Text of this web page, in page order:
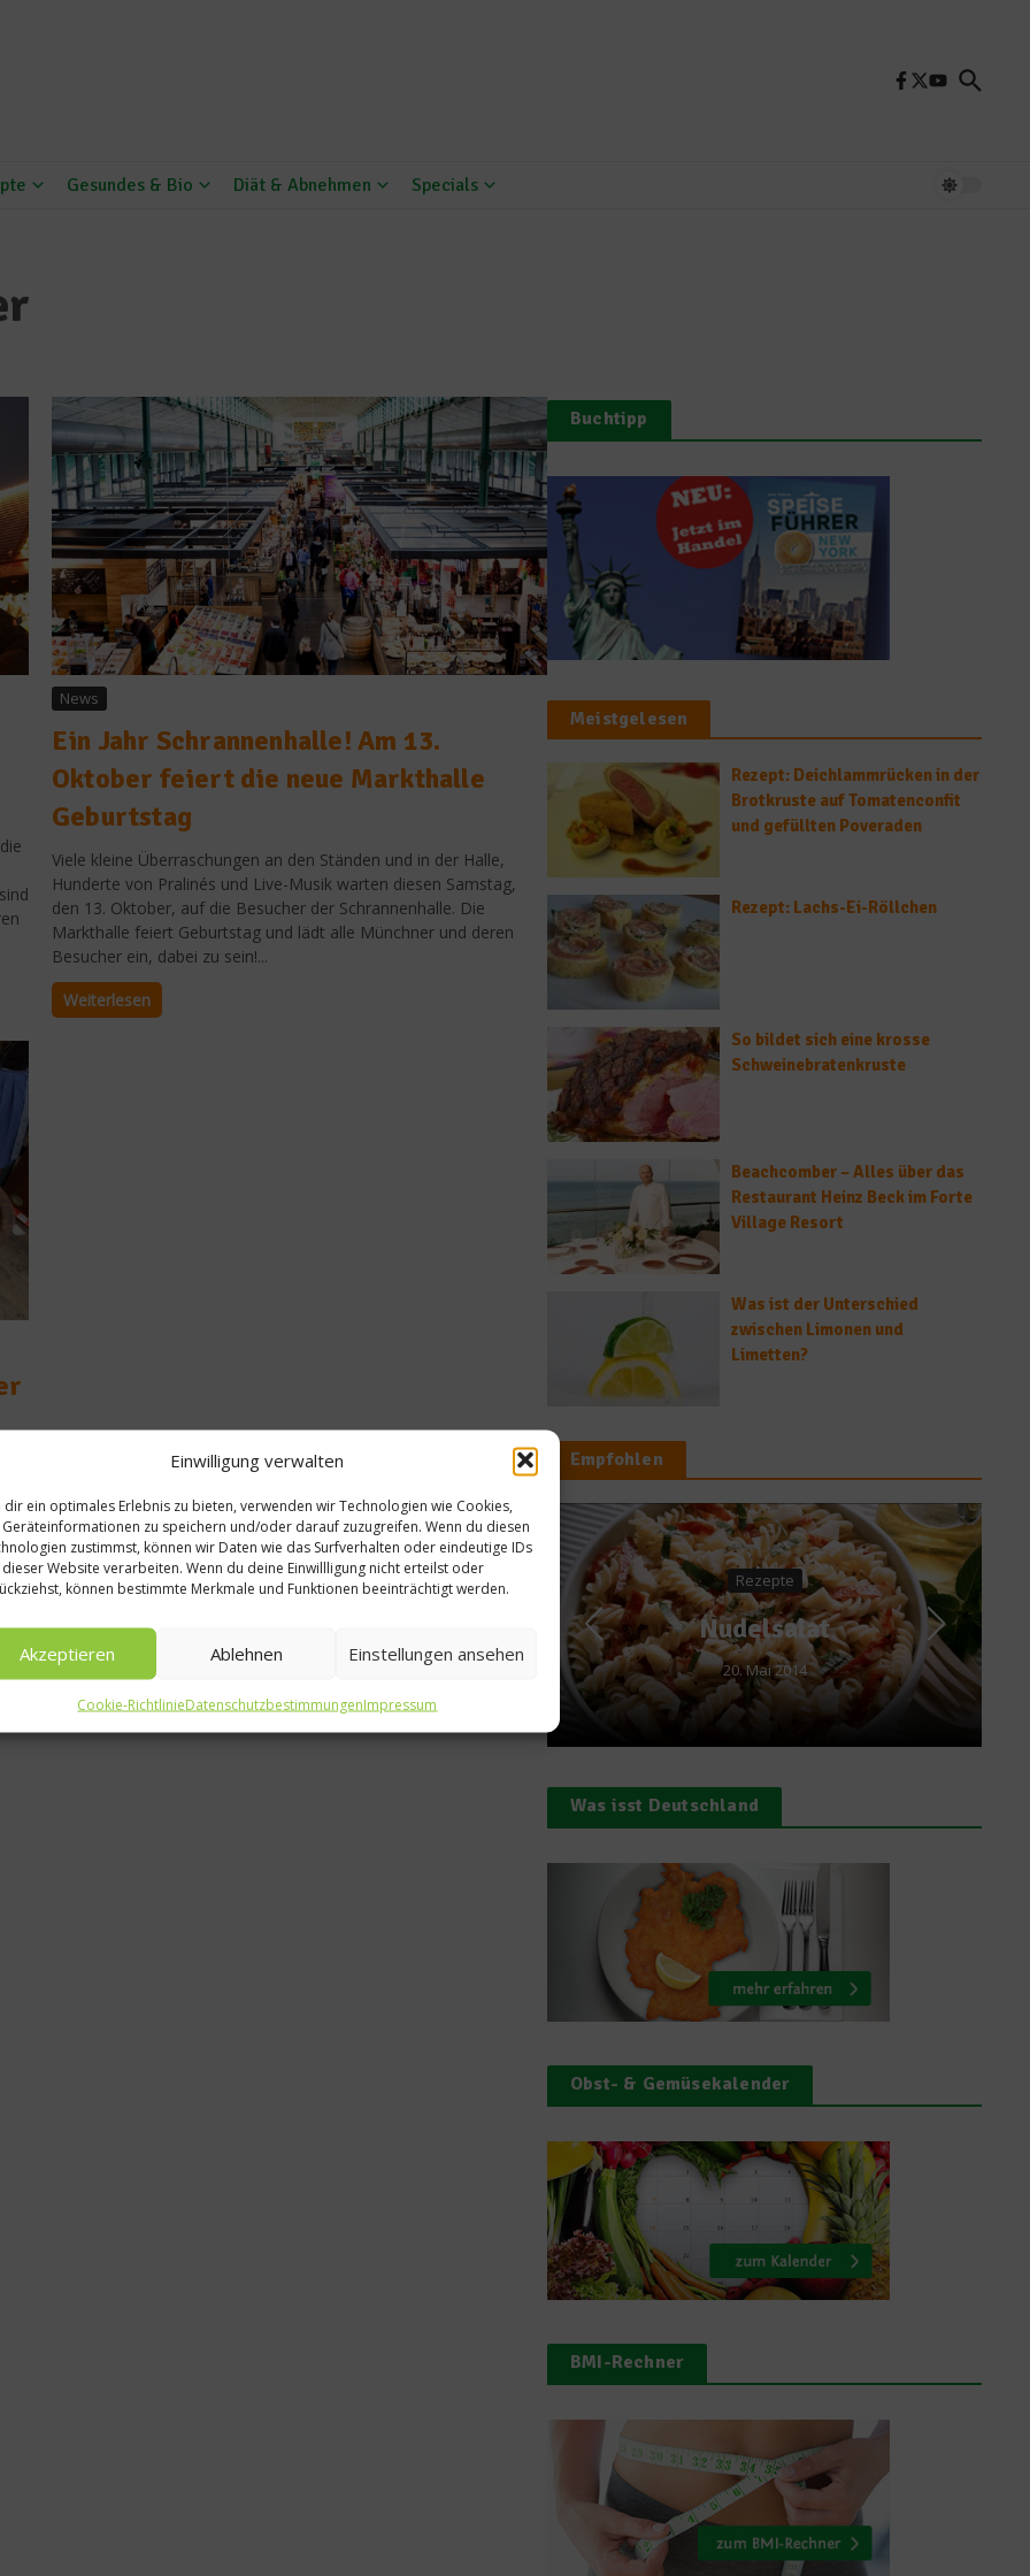
Einwilligung verwalten
dir ein optimales Erlebnis zu bieten, verwenden wir Technologien wie Cookies,
Geräteinformationen zu speichern und/oder darauf zuzugreifen. Wenn du diesen
zustimmst, können wir Daten wie das Surfverhalten oder eindeutige IDs
dieser Website verarbeiten. Wenn du deine Einwillligung nicht erteilst oder
können bestimmte Merkmale und Funktionen beeinträchtigt werden.
Akzeptieren Ablehnen Einstellungen ansehen
Cookie-RichtlinieDatenschutzbestimmungenImpressum
Gesundes & Bio Diät & Abnehmen Specials
News
Ein Jahr Schrannenhalle! Am 13.
Oktober feiert die neue Markthalle
Geburtstag
Viele kleine Überraschungen an den Ständen und in der Halle,
Hunderte von Pralinés und Live-Musik warten diesen Samstag,
den 13. Oktober, auf die Besucher der Schrannenhalle. Die
Markthalle feiert Geburtstag und lädt alle Münchner und deren
Besucher ein, dabei zu sein!...
Weiterlesen
Buchtipp
Meistgelesen
Rezept: Deichlammrücken in der
Brotkruste auf Tomatenconfit
und gefüllten Poveraden
Rezept: Lachs-Ei-Röllchen
So bildet sich eine krosse
Schweinebratenkruste
Beachcomber – Alles über das
Restaurant Heinz Beck im Forte
Village Resort
Was ist der Unterschied
zwischen Limonen und
Limetten?
Empfohlen
Rezepte
20. Mai 2014
Ratgeber Gesundheit
Wie viele Eier darf
man essen
13. April 2016
Was isst Deutschland
Obst- & Gemüsekalender
BMI-Rechner